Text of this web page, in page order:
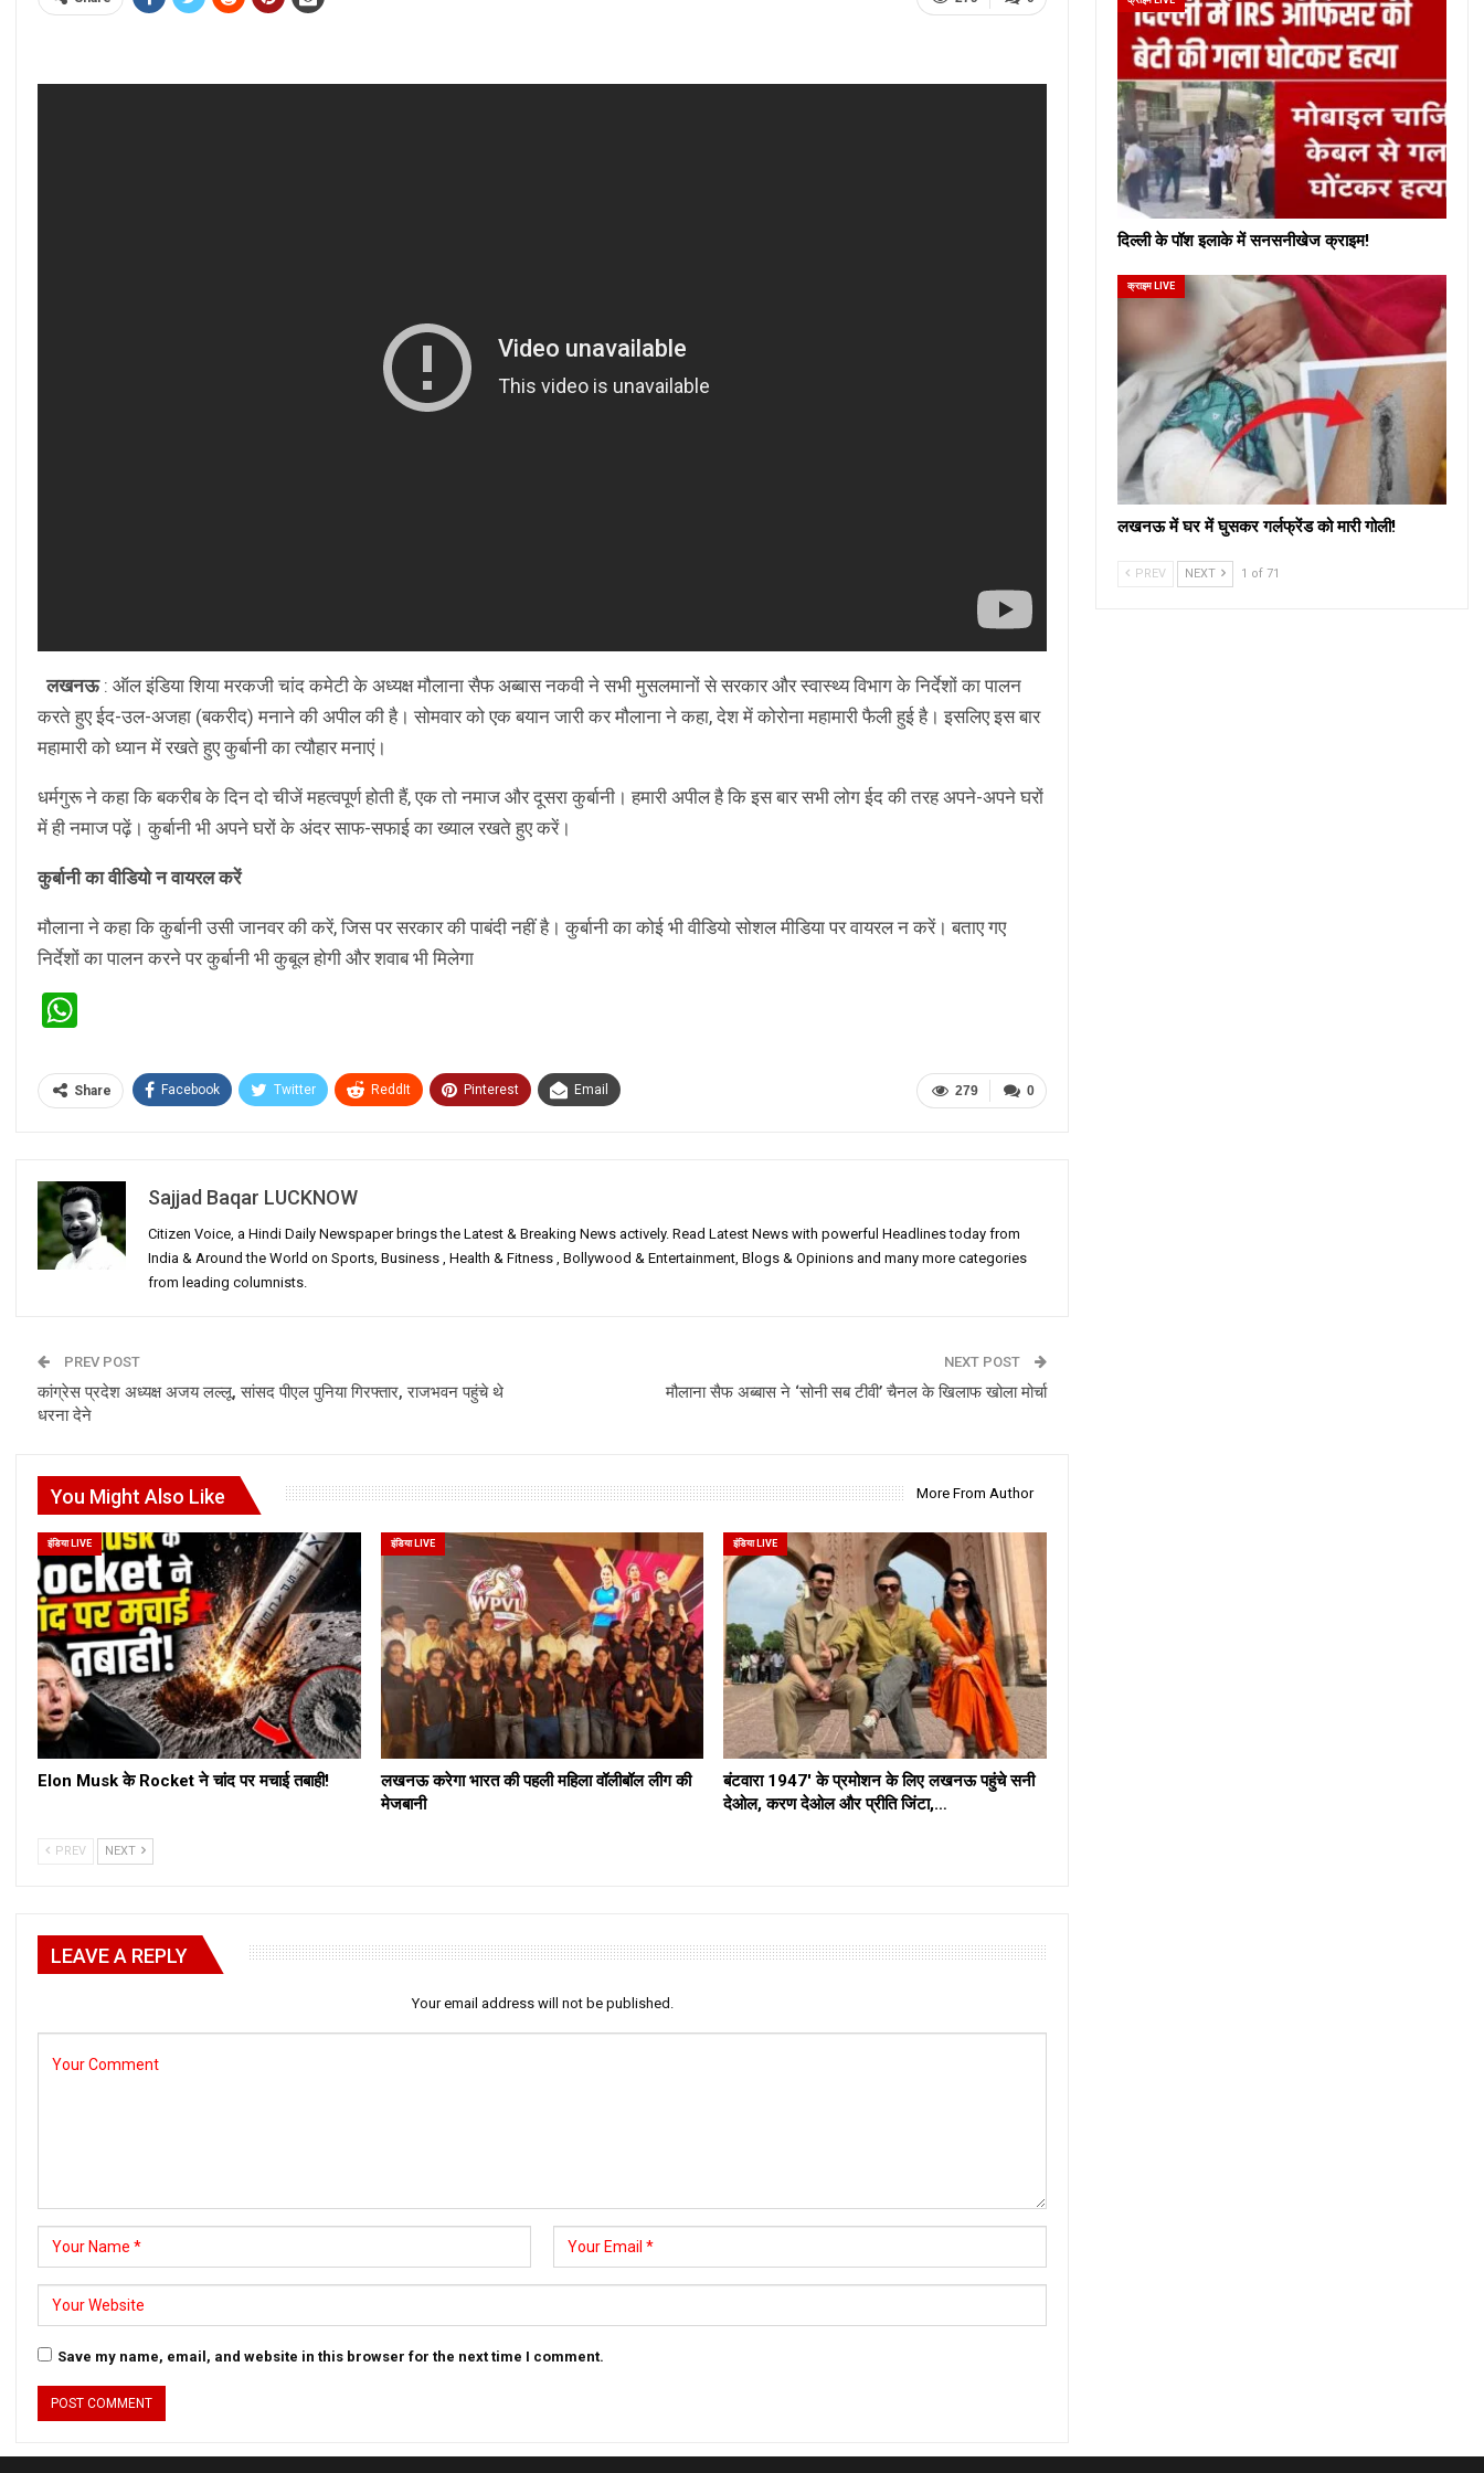
लखनऊ: ऑल इंडिया शिया मरकजी चांद कमेटी के अध्यक्ष मौलाना सैफ अब्बास नकवी ने सभी मुसलमानों से सरकार और स्वास्थ्य विभाग के निर्देशों का पालन
करते हुए ईद-उल-अजहा (बकरीद) मनाने की अपील की है। सोमवार को एक बयान जारी कर मौलाना ने कहा, देश में कोरोना महामारी फैली हुई है। इसलिए इस बार
महामारी को ध्यान में रखते हुए कुर्बानी का त्यौहार मनाएं।
धर्मगुरू ने कहा कि बकरीब के दिन दो चीजें महत्वपूर्ण होती हैं, एक तो नमाज और दूसरा कुर्बानी। हमारी अपील है कि इस बार सभी लोग ईद की तरह अपने-अपने घरों
में ही नमाज पढ़ें। कुर्बानी भी अपने घरों के अंदर साफ-सफाई का ख्याल रखते हुए करें।
कुर्बानी का वीडियो न वायरल करें
मौलाना ने कहा कि कुर्बानी उसी जानवर की करें, जिस पर सरकार की पाबंदी नहीं है। कुर्बानी का कोई भी वीडियो सोशल मीडिया पर वायरल न करें। बताए गए
निर्देशों का पालन करने पर कुर्बानी भी कुबूल होगी और शवाब भी मिलेगा
0
279
Share Facebook Twitter ReddIt Pinterest Email
Sajjad Baqar LUCKNOW
Citizen Voice, a Hindi Daily Newspaper brings the Latest & Breaking News actively. Read Latest News with powerful Headlines today from
India & Around the World on Sports, Business , Health & Fitness , Bollywood & Entertainment, Blogs & Opinions and many more categories
from leading columnists.
PREV POST
कांग्रेस प्रदेश अध्यक्ष अजय लल्लू, सांसद पीएल पुनिया गिरफ्तार, राजभवन पहुंचे थे
धरना देने
NEXT POST
मौलाना सैफ अब्बास ने ‘सोनी सब टीवी’ चैनल के खिलाफ खोला मोर्चा
You Might Also Like More From Author
इंडिया LIVE
Elon Musk के Rocket ने चांद पर मचाई तबाही!
इंडिया LIVE
लखनऊ करेगा भारत की पहली महिला वॉलीबॉल लीग की
मेजबानी
इंडिया LIVE
बंटवारा 1947′ के प्रमोशन के लिए लखनऊ पहुंचे सनी
देओल, करण देओल और प्रीति जिंटा,…
PREV NEXT
LEAVE A REPLY
Your email address will not be published.
Save my name, email, and website in this browser for the next time I comment.
दिल्ली के पॉश इलाके में सनसनीखेज क्राइम!
क्राइम LIVE
लखनऊ में घर में घुसकर गर्लफ्रेंड को मारी गोली!
PREV NEXT 1 of 71